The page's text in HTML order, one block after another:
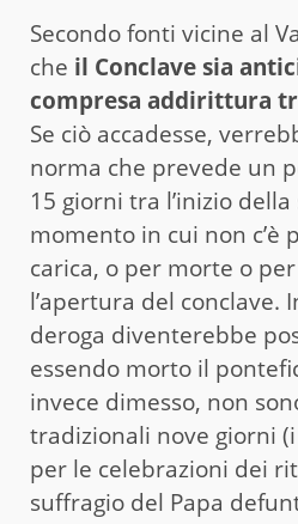
Secondo fonti vicine al
che il Conclave sia
compresa addirittura
Se ciò accadesse,
norma che prevede un
15 giorni tra l’inizio
momento in cui non c’è
carica, o per morte o
l’apertura del conclave.
deroga diventerebbe
essendo morto il
invece dimesso, non
tradizionali nove giorni (i
per le celebrazioni dei
suffragio del Papa